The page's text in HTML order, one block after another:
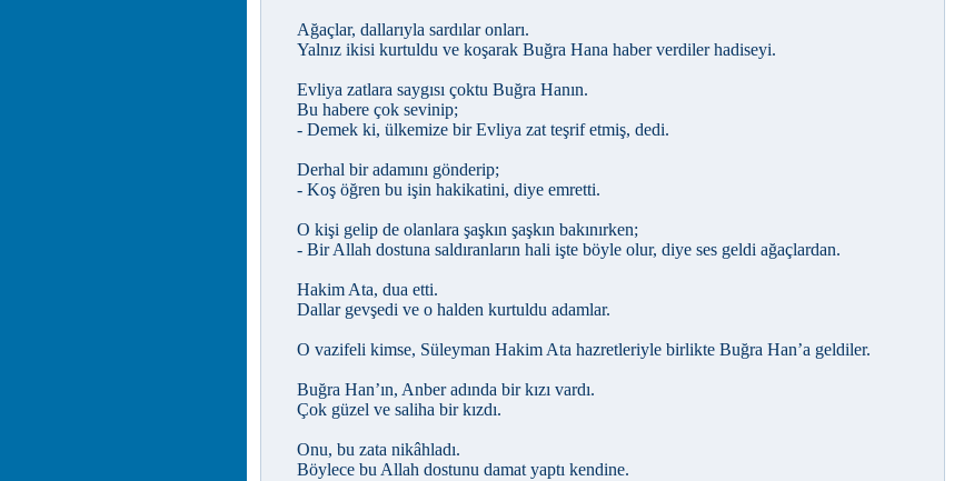
Ağaçlar, dallarıyla sardılar onları.
Yalnız ikisi kurtuldu ve koşarak Buğra Hana haber verdiler hadiseyi.
Evliya zatlara saygısı çoktu Buğra Hanın.
Bu habere çok sevinip;
- Demek ki, ülkemize bir Evliya zat teşrif etmiş, dedi.
Derhal bir adamını gönderip;
- Koş öğren bu işin hakikatini, diye emretti.
O kişi gelip de olanlara şaşkın şaşkın bakınırken;
- Bir Allah dostuna saldıranların hali işte böyle olur, diye ses geldi ağaçlardan.
Hakim Ata, dua etti.
Dallar gevşedi ve o halden kurtuldu adamlar.
O vazifeli kimse, Süleyman Hakim Ata hazretleriyle birlikte Buğra Han’a geldiler.
Buğra Han’ın, Anber adında bir kızı vardı.
Çok güzel ve saliha bir kızdı.
Onu, bu zata nikâhladı.
Böylece bu Allah dostunu damat yaptı kendine.